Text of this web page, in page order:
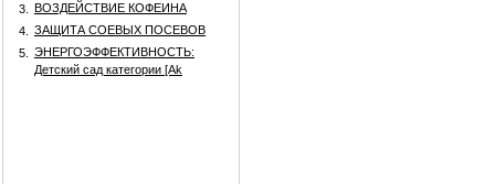
3.
ВОЗДЕЙСТВИЕ КОФЕИНА
4.
ЗАЩИТА СОЕВЫХ ПОСЕВОВ
5.
ЭНЕРГОЭФФЕКТИВНОСТЬ:
Детский сад категории [Аk